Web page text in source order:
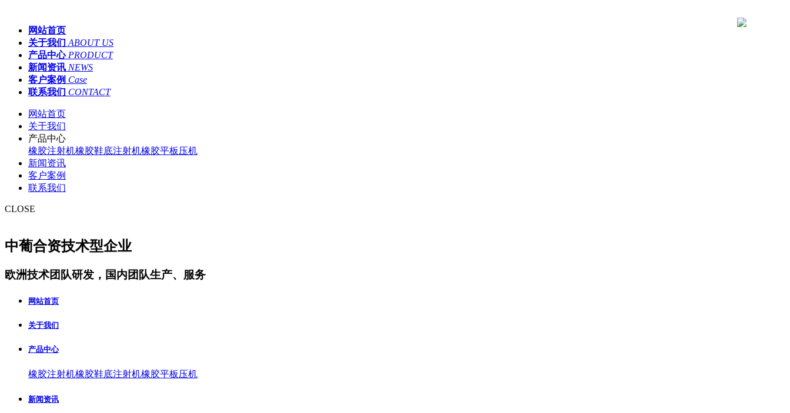
网站首页
关于我们 ABOUT US
产品中心 PRODUCT
新闻资讯 NEWS
客户案例 Case
联系我们 CONTACT
网站首页
关于我们
产品中心
橡胶注射机橡胶鞋底注射机橡胶平板压机
新闻资讯
客户案例
联系我们
CLOSE
中葡合资技术型企业
欧洲技术团队研发，国内团队生产、服务
网站首页
关于我们
产品中心
橡胶注射机橡胶鞋底注射机橡胶平板压机
新闻资讯